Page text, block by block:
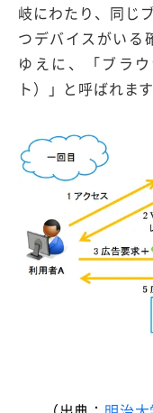
岐にわたり、同じ
つデバイスがいる
ゆえに、「ブラ
ト）」と呼ばれます